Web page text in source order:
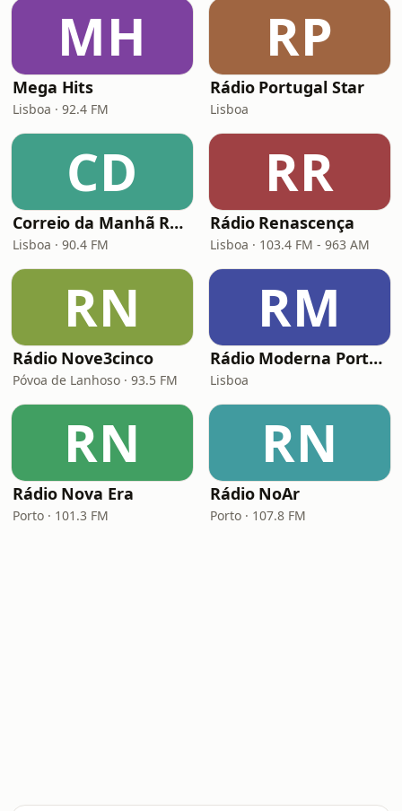
MH
Mega Hits
Lisboa · 92.4 FM
RP
Rádio Portugal Star
Lisboa
CD
Correio da Manhã Rádio (CM Rádio)
Lisboa · 90.4 FM
RR
Rádio Renascença
Lisboa · 103.4 FM - 963 AM
RN
Rádio Nove3cinco
Póvoa de Lanhoso · 93.5 FM
RM
Rádio Moderna Portugal
Lisboa
RN
Rádio Nova Era
Porto · 101.3 FM
RN
Rádio NoAr
Porto · 107.8 FM